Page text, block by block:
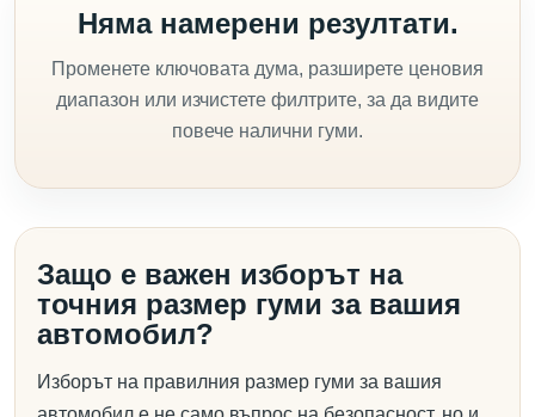
Няма намерени резултати.
Променете ключовата дума, разширете ценовия
диапазон или изчистете филтрите, за да видите
повече налични гуми.
Защо е важен изборът на
точния размер гуми за вашия
автомобил?
Изборът на правилния размер гуми за вашия